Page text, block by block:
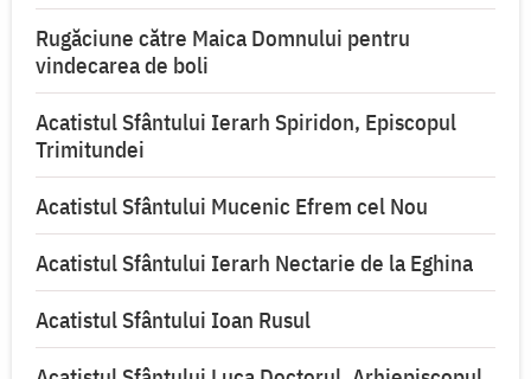
Rugăciune către Maica Domnului pentru
vindecarea de boli
Acatistul Sfântului Ierarh Spiridon, Episcopul
Trimitundei
Acatistul Sfântului Mucenic Efrem cel Nou
Acatistul Sfântului Ierarh Nectarie de la Eghina
Acatistul Sfântului Ioan Rusul